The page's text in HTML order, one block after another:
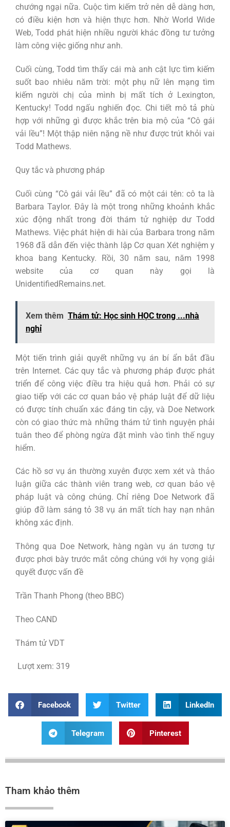
chướng ngại nữa. Cuộc tìm kiếm trở nên dễ dàng hơn,
có điều kiện hơn và hiện thực hơn. Nhờ World Wide
Web, Todd phát hiện nhiều người khác đồng tư tưởng
làm công việc giống như anh.
Cuối cùng, Todd tìm thấy cái mà anh cật lực tìm kiếm
suốt bao nhiêu năm trời: một phụ nữ lên mạng tìm
kiếm người chị của mình bị mất tích ở Lexington,
Kentucky! Todd ngấu nghiến đọc. Chi tiết mô tả phù
hợp với những gì được khắc trên bia mộ của “Cô gái
vải lều”! Một thập niên nặng nề như được trút khỏi vai
Todd Mathews.
Quy tắc và phương pháp
Cuối cùng “Cô gái vải lều” đã có một cái tên: cô ta là
Barbara Taylor. Đây là một trong những khoảnh khắc
xúc động nhất trong đời thám tử nghiệp dư Todd
Mathews. Việc phát hiện di hài của Barbara trong năm
1968 đã dẫn đến việc thành lập Cơ quan Xét nghiệm y
khoa bang Kentucky. Rồi, 30 năm sau, năm 1998
website của cơ quan này gọi là
UnidentifiedRemains.net.
Xem thêm Thám tử: Học sinh HỌC trong ...nhà
nghỉ
Một tiến trình giải quyết những vụ án bí ẩn bắt đầu
trên Internet. Các quy tắc và phương pháp được phát
triển để công việc điều tra hiệu quả hơn. Phải có sự
giao tiếp với các cơ quan bảo vệ pháp luật để dữ liệu
có được tính chuẩn xác đáng tin cậy, và Doe Network
còn có giao thức mà những thám tử tình nguyện phải
tuân theo để phòng ngừa đặt mình vào tình thế nguy
hiểm.
Các hồ sơ vụ án thường xuyên được xem xét và thảo
luận giữa các thành viên trang web, cơ quan bảo vệ
pháp luật và công chúng. Chỉ riêng Doe Network đã
giúp đỡ làm sáng tỏ 38 vụ án mất tích hay nạn nhân
không xác định.
Thông qua Doe Network, hàng ngàn vụ án tương tự
được phơi bày trước mắt công chúng với hy vọng giải
quyết được vấn đề
Trần Thanh Phong (theo BBC)
Theo CAND
Thám tử VDT
Lượt xem: 319
Facebook Twitter LinkedIn
Telegram Pinterest
Tham khảo thêm